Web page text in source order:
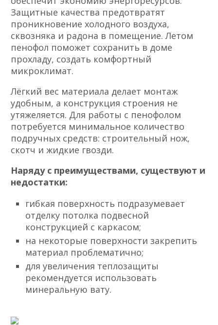
Защитные качества предотвратят
проникновение холодного воздуха,
сквозняка и радона в помещение. Летом
пенофол поможет сохранить в доме
прохладу, создать комфортный
микроклимат.
Лёгкий вес материала делает монтаж
удобным, а конструкция строения не
утяжеляется. Для работы с пенофолом
потребуется минимальное количество
подручных средств: строительный нож,
скотч и жидкие гвозди.
Наряду с преимуществами, существуют и
недостатки:
гибкая поверхность подразумевает
отделку потолка подвесной
конструкцией с каркасом;
на некоторые поверхности закрепить
материал проблематично;
для увеличения теплозащиты
рекомендуется использовать
минеральную вату.